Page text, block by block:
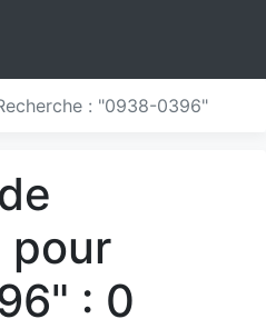
: "0938-0396"
pour
: 0